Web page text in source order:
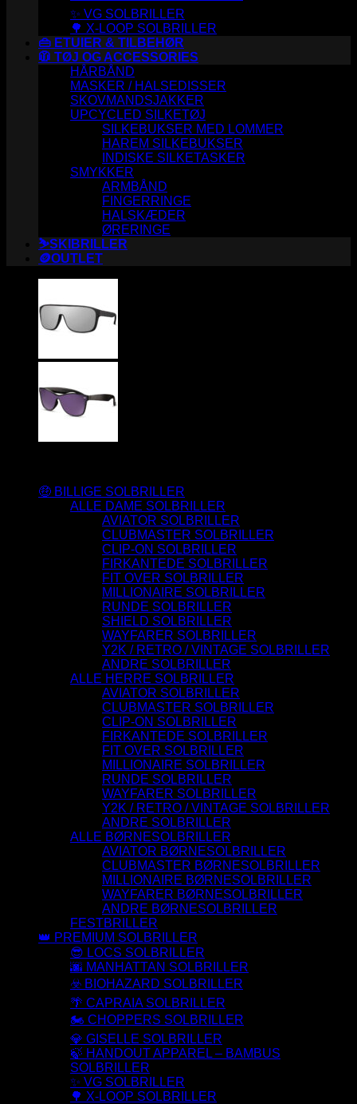
✨ VG SOLBRILLER
🌳 X-LOOP SOLBRILLER
👜 ETUIER & TILBEHØR
🧥 TØJ OG ACCESSORIES
HÅRBÅND
MASKER / HALSEDISSER
SKOVMANDSJAKKER
UPCYCLED SILKETØJ
SILKEBUKSER MED LOMMER
HAREM SILKEBUKSER
INDISKE SILKETASKER
SMYKKER
ARMBÅND
FINGERRINGE
HALSKÆDER
ØRERINGE
⛷️SKIBRILLER
🪙OUTLET
🤑 BILLIGE SOLBRILLER
ALLE DAME SOLBRILLER
AVIATOR SOLBRILLER
CLUBMASTER SOLBRILLER
CLIP-ON SOLBRILLER
FIRKANTEDE SOLBRILLER
FIT OVER SOLBRILLER
MILLIONAIRE SOLBRILLER
RUNDE SOLBRILLER
SHIELD SOLBRILLER
WAYFARER SOLBRILLER
Y2K / RETRO / VINTAGE SOLBRILLER
ANDRE SOLBRILLER
ALLE HERRE SOLBRILLER
AVIATOR SOLBRILLER
CLUBMASTER SOLBRILLER
CLIP-ON SOLBRILLER
FIRKANTEDE SOLBRILLER
FIT OVER SOLBRILLER
MILLIONAIRE SOLBRILLER
RUNDE SOLBRILLER
WAYFARER SOLBRILLER
Y2K / RETRO / VINTAGE SOLBRILLER
ANDRE SOLBRILLER
ALLE BØRNESOLBRILLER
AVIATOR BØRNESOLBRILLER
CLUBMASTER BØRNESOLBRILLER
MILLIONAIRE BØRNESOLBRILLER
WAYFARER BØRNESOLBRILLER
ANDRE BØRNESOLBRILLER
FESTBRILLER
👑 PREMIUM SOLBRILLER
😎 LOCS SOLBRILLER
🌆 MANHATTAN SOLBRILLER
☣️ BIOHAZARD SOLBRILLER
🌴 CAPRAIA SOLBRILLER
🏍️ CHOPPERS SOLBRILLER
💎 GISELLE SOLBRILLER
🍃 HANDOUT APPAREL – BAMBUS
SOLBRILLER
✨ VG SOLBRILLER
🌳 X-LOOP SOLBRILLER